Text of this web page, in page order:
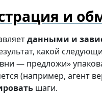
и
данными и
какой
— предложи»
(например, агент
шаги.